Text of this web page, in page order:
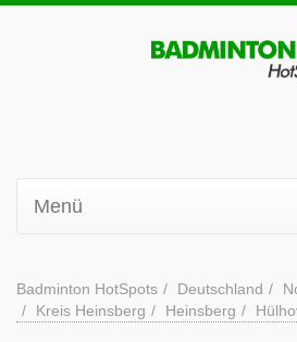
Menü
Badminton HotSpots Deutschland
Kreis Heinsberg
Heinsberg